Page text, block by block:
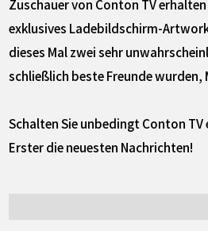
Zuschauer von Conton TV
exklusives Ladebildschirm-
dieses Mal zwei sehr
schließlich beste Freunde wurden,
Schalten Sie unbedingt Conton TV
Erster die neuesten Nachrichten!